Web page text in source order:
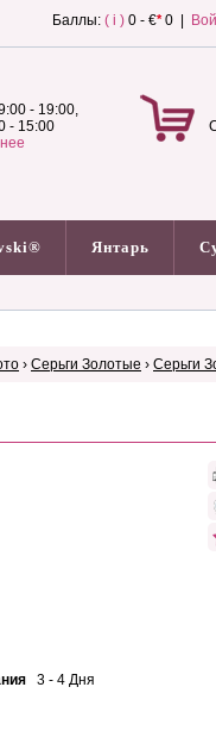
Баллы: ( i ) 0 - €*0 |
- 19:00,
- 15:00
Янтарь
› Серьги Золотые › Серьги
3 - 4 Дня